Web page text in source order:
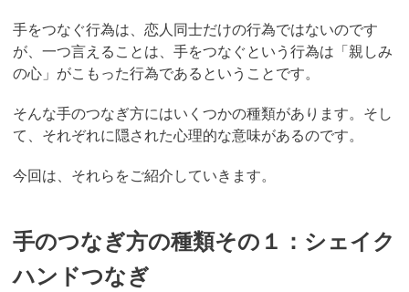
手をつなぐ行為は、恋人同士だけの行為ではないのです
が、一つ言えることは、手をつなぐという行為は「親しみ
の心」がこもった行為であるということです。
そんな手のつなぎ方にはいくつかの種類があります。そし
て、それぞれに隠された心理的な意味があるのです。
今回は、それらをご紹介していきます。
手のつなぎ方の種類その１：シェイク
ハンドつなぎ